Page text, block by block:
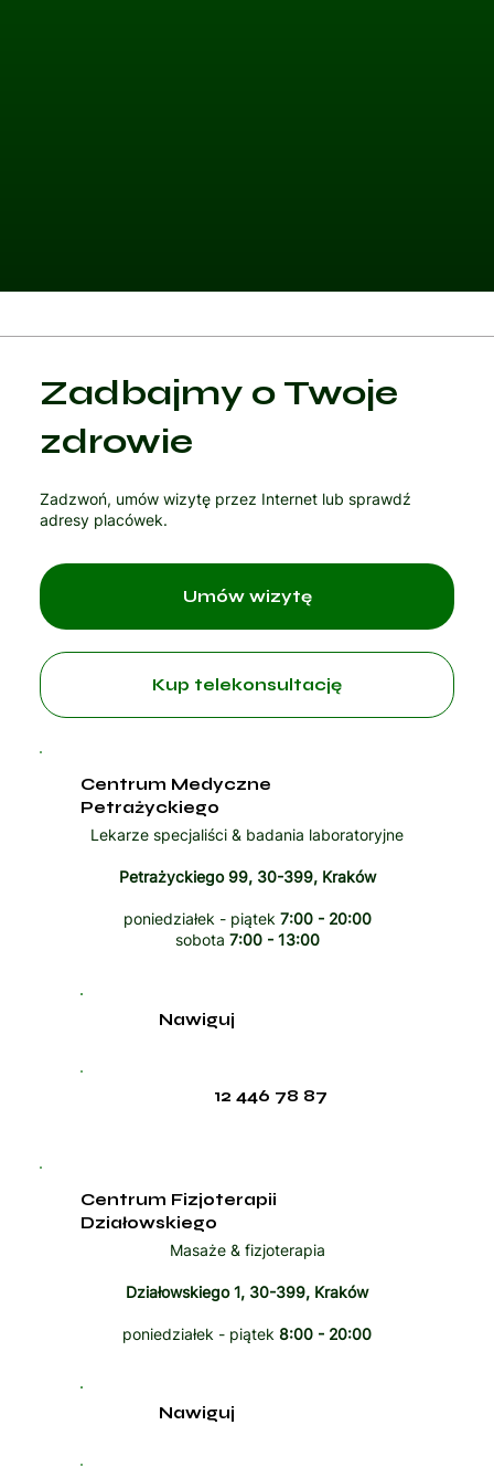
Zadbajmy o Twoje
zdrowie
Zadzwoń, umów wizytę przez Internet lub sprawdź
adresy placówek.
Kup telekonsultację
Centrum Medyczne
Petrażyckiego
Lekarze specjaliści & badania laboratoryjne
Petrażyckiego 99, 30-399, Kraków
poniedziałek - piątek 7:00 - 20:00
sobota 7:00 - 13:00
12 446 78 87
Nawiguj
Centrum Fizjoterapii
Działowskiego
Masaże & fizjoterapia
Działowskiego 1, 30-399, Kraków
poniedziałek - piątek 8:00 - 20:00
Nawiguj
Umów wizytę